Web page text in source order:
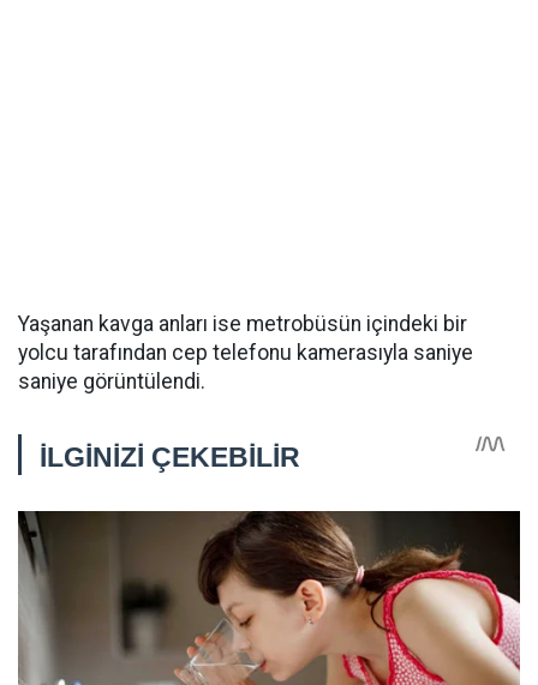
Yaşanan kavga anları ise metrobüsün içindeki bir
yolcu tarafından cep telefonu kamerasıyla saniye
saniye görüntülendi.